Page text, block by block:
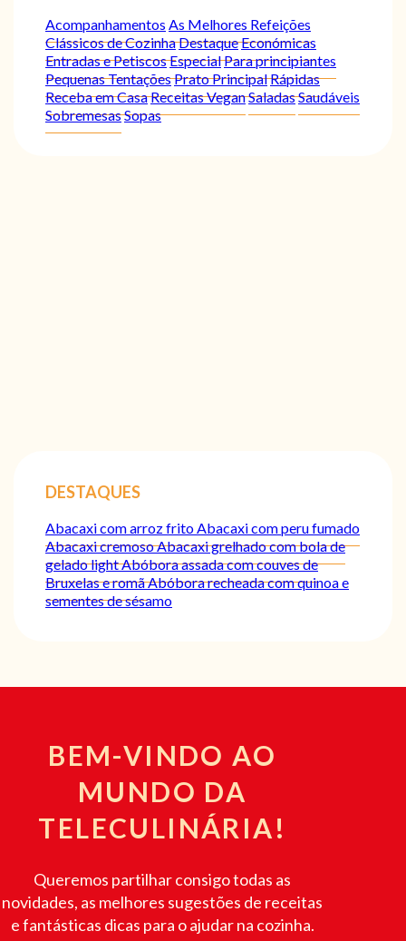
Acompanhamentos As Melhores Refeições
Clássicos de CozinhaDestaqueEconómicas
Entradas e PetiscosEspecialPara principiantes
Pequenas TentaçõesPrato PrincipalRápidas
Receba em CasaReceitas VeganSaladasSaudáveis
SobremesasSopas
DESTAQUES
Abacaxi com arroz fritoAbacaxi com peru fumado
Abacaxi cremosoAbacaxi grelhado com bola de
gelado lightAbóbora assada com couves de
Bruxelas e romãAbóbora recheada com quinoa e
sementes de sésamo
BEM-VINDO AO
MUNDO DA
TELECULINÁRIA!
Queremos partilhar consigo todas as
novidades, as melhores sugestões de receitas
e fantásticas dicas para o ajudar na cozinha.